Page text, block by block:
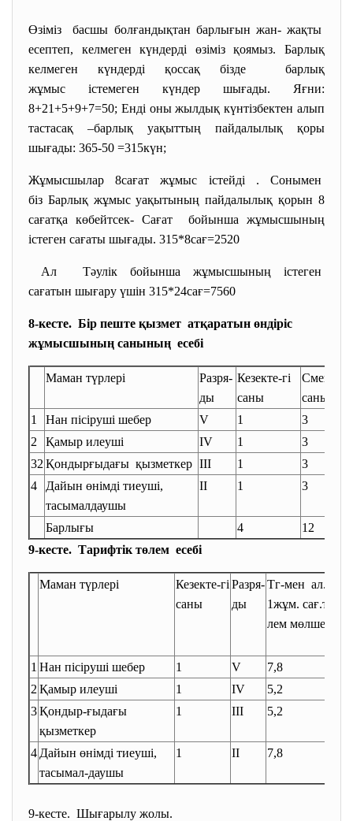
Өзіміз басшы болғандықтан барлығын жан- жақты
есептеп, келмеген күндерді өзіміз қоямыз. Барлық
келмеген күндерді қоссақ бізде барлық
жұмыс істемеген күндер шығады. Яғни:
8+21+5+9+7=50; Енді оны жылдық күнтізбектен алып
тастасақ –барлық уақыттың пайдалылық қоры
шығады: 365-50 =315күн;
Жұмысшылар 8сағат жұмыс істейді . Сонымен
біз Барлық жұмыс уақытының пайдалылық қорын 8
сағатқа көбейтсек- Сағат бойынша жұмысшының
істеген сағаты шығады. 315*8сағ=2520
Ал Тәулік бойынша жұмысшының істеген
сағатын шығару үшін 315*24сағ=7560
8-кесте. Бір пеште қызмет атқаратын өндіріс
жұмысшының санының есебі
Маман түрлері
Разря-
ды
Кезекте-гі
саны
саны
1
Нан пісіруші шебер V 1
3
2
Қамыр илеуші IV 1
3
32 Қондырғыдағы қызметкер III 1
3
4
Дайын өнімді тиеуші,
тасымалдаушы
II 1 3
Барлығы 4
12
9-кесте. Тарифтік төлем есебі
Маман түрлері
Кезекте-гі
саны
Разря-
ды
Тг-мен ал.
1жұм. сағ.тө-
лем мөлшері
1 Нан пісіруші шебер 1 V
7,8
2 Қамыр илеуші 1 IV
5,2
3Қондыр-ғыдағы
қызметкер
1 III 5,2
4 Дайын өнімді тиеуші,
тасымал-даушы
1 II 7,8
9-кесте. Шығарылу жолы.